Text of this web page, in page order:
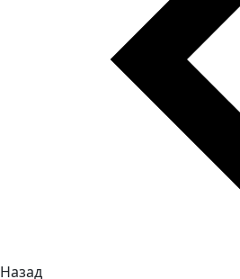
Назад